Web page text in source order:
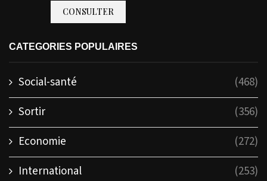
CONSULTER
CATEGORIES POPULAIRES
Social-santé
(468)
Sortir
(356)
Economie
(272)
International
(253)